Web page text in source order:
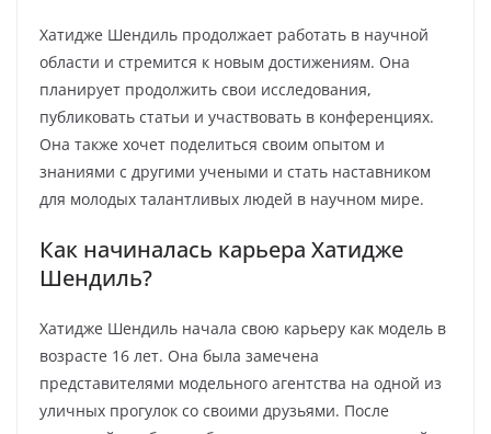
Хатидже Шендиль продолжает работать в научной
области и стремится к новым достижениям. Она
планирует продолжить свои исследования,
публиковать статьи и участвовать в конференциях.
Она также хочет поделиться своим опытом и
знаниями с другими учеными и стать наставником
для молодых талантливых людей в научном мире.
Как начиналась карьера Хатидже
Шендиль?
Хатидже Шендиль начала свою карьеру как модель в
возрасте 16 лет. Она была замечена
представителями модельного агентства на одной из
уличных прогулок со своими друзьями. После